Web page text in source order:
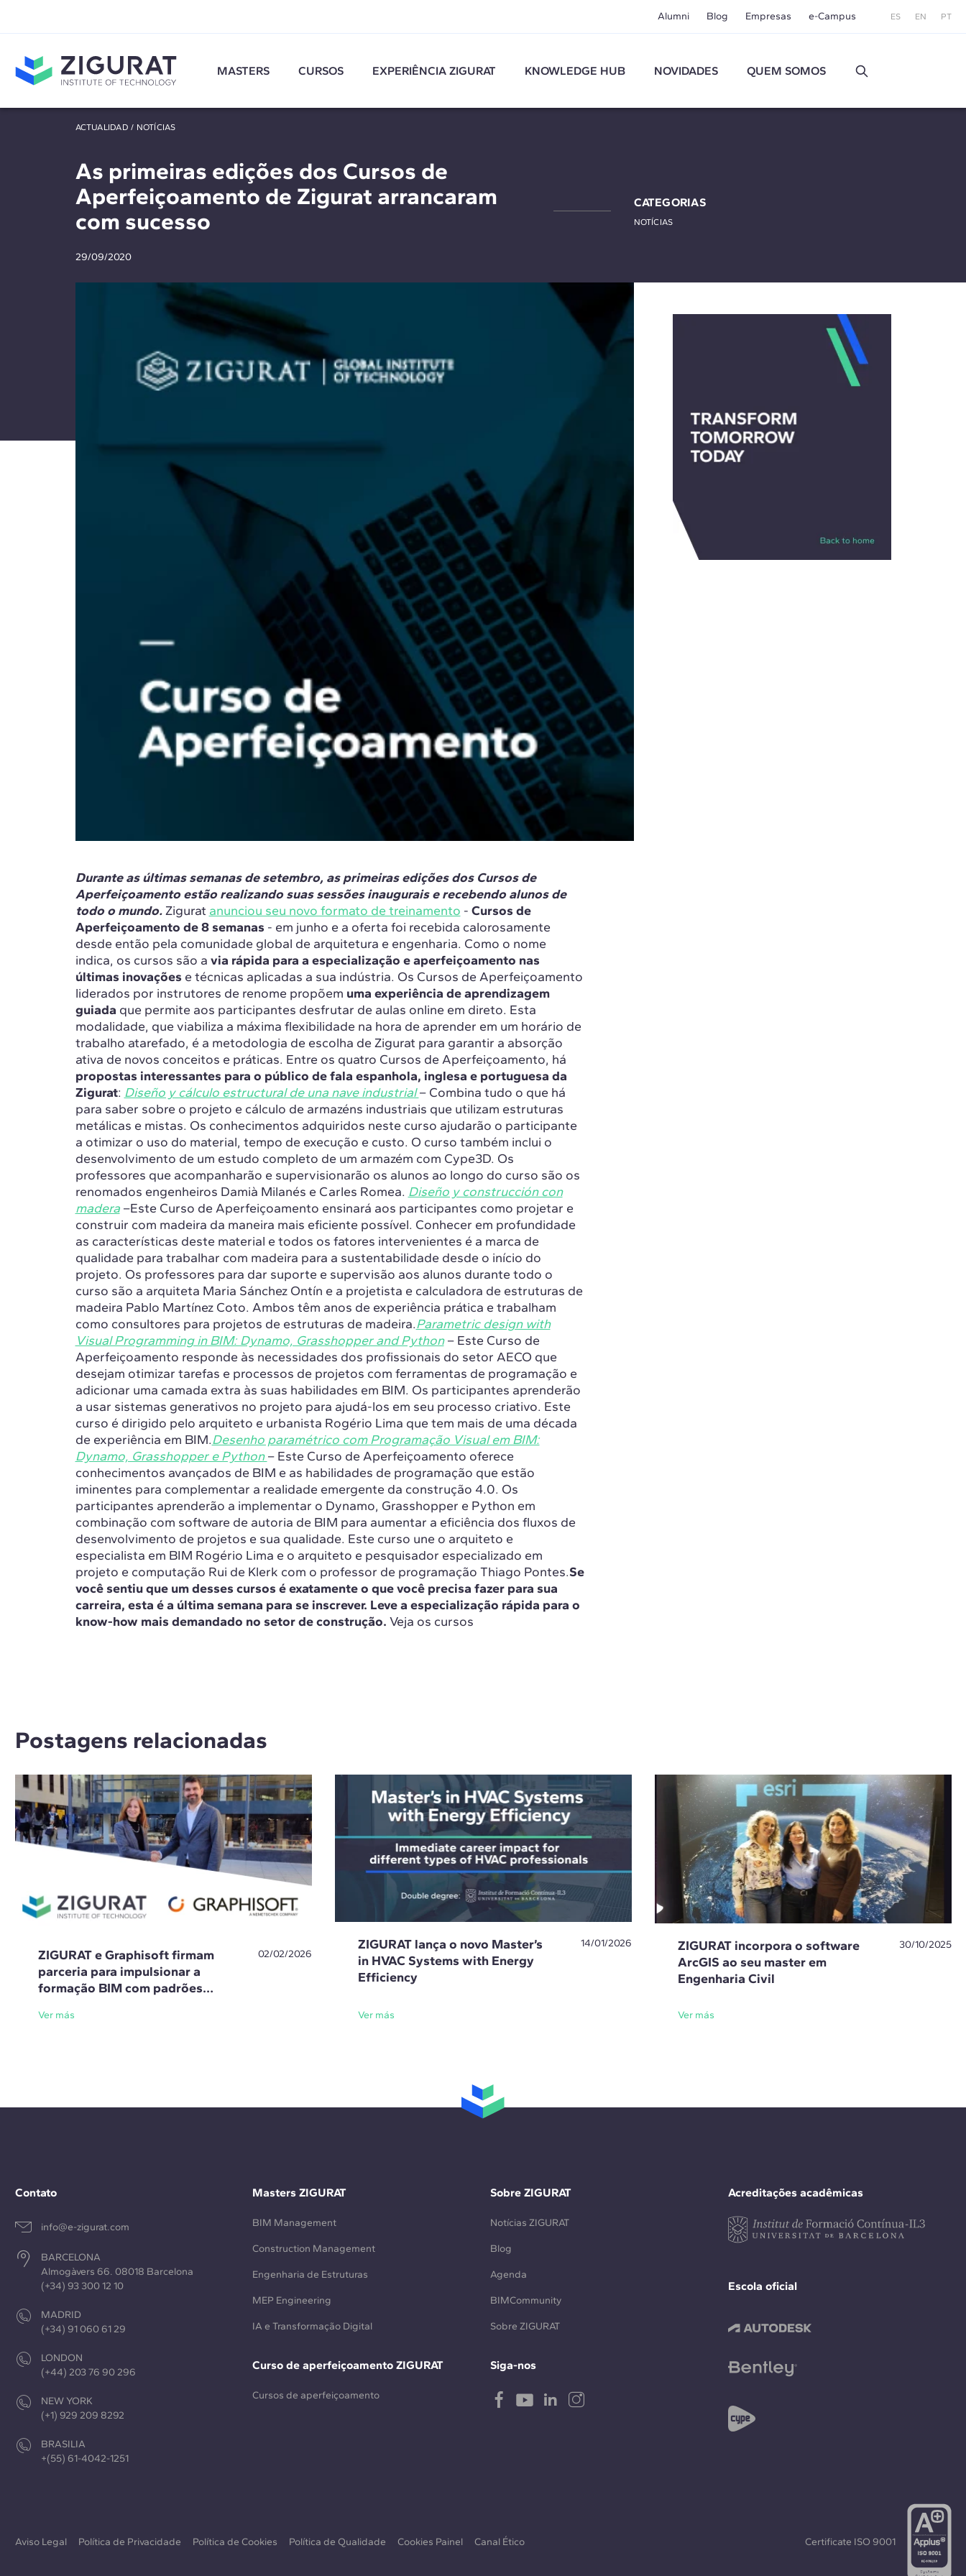
Alumni Blog Empresas e-Campus ES EN PT
MASTERS CURSOS EXPERIÊNCIA ZIGURAT KNOWLEDGE HUB NOVIDADES QUEM SOMOS
ACTUALIDAD / NOTÍCIAS
As primeiras edições dos Cursos de
Aperfeiçoamento de Zigurat arrancaram
com sucesso
29/09/2020
CATEGORIAS
NOTÍCIAS
Durante as últimas semanas de setembro, as primeiras edições dos Cursos de
Aperfeiçoamento estão realizando suas sessões inaugurais e recebendo alunos de
todo o mundo.Zigurat anunciou seu novo formato de treinamento - Cursos de
Aperfeiçoamento de 8 semanas - em junho e a oferta foi recebida calorosamente
desde então pela comunidade global de arquitetura e engenharia. Como o nome
indica, os cursos são a via rápida para a especialização e aperfeiçoamento nas
últimas inovações e técnicas aplicadas a sua indústria. Os Cursos de Aperfeiçoamento
liderados por instrutores de renome propõem uma experiência de aprendizagem
guiada que permite aos participantes desfrutar de aulas online em direto. Esta
modalidade, que viabiliza a máxima flexibilidade na hora de aprender em um horário de
trabalho atarefado, é a metodologia de escolha de Zigurat para garantir a absorção
ativa de novos conceitos e práticas. Entre os quatro Cursos de Aperfeiçoamento, há
propostas interessantes para o público de fala espanhola, inglesa e portuguesa da
Zigurat: Diseño y cálculo estructural de una nave industrial– Combina tudo o que há
para saber sobre o projeto e cálculo de armazéns industriais que utilizam estruturas
metálicas e mistas. Os conhecimentos adquiridos neste curso ajudarão o participante
a otimizar o uso do material, tempo de execução e custo. O curso também inclui o
desenvolvimento de um estudo completo de um armazém com Cype3D. Os
professores que acompanharão e supervisionarão os alunos ao longo do curso são os
renomados engenheiros Damià Milanés e Carles Romea. Diseño y construcción con
madera–Este Curso de Aperfeiçoamento ensinará aos participantes como projetar e
construir com madeira da maneira mais eficiente possível. Conhecer em profundidade
as características deste material e todos os fatores intervenientes é a marca de
qualidade para trabalhar com madeira para a sustentabilidade desde o início do
projeto. Os professores para dar suporte e supervisão aos alunos durante todo o
curso são a arquiteta Maria Sánchez Ontín e a projetista e calculadora de estruturas de
madeira Pablo Martínez Coto. Ambos têm anos de experiência prática e trabalham
como consultores para projetos de estruturas de madeira.Parametric design with
Visual Programming in BIM: Dynamo, Grasshopper and Python– Este Curso de
Aperfeiçoamento responde às necessidades dos profissionais do setor AECO que
desejam otimizar tarefas e processos de projetos com ferramentas de programação e
adicionar uma camada extra às suas habilidades em BIM. Os participantes aprenderão
a usar sistemas generativos no projeto para ajudá-los em seu processo criativo. Este
curso é dirigido pelo arquiteto e urbanista Rogério Lima que tem mais de uma década
de experiência em BIM.Desenho paramétrico com Programação Visual em BIM:
Dynamo, Grasshopper e Python– Este Curso de Aperfeiçoamento oferece
conhecimentos avançados de BIM e as habilidades de programação que estão
iminentes para complementar a realidade emergente da construção 4.0. Os
participantes aprenderão a implementar o Dynamo, Grasshopper e Python em
combinação com software de autoria de BIM para aumentar a eficiência dos fluxos de
desenvolvimento de projetos e sua qualidade. Este curso une o arquiteto e
especialista em BIM Rogério Lima e o arquiteto e pesquisador especializado em
projeto e computação Rui de Klerk com o professor de programação Thiago Pontes.Se
você sentiu que um desses cursos é exatamente o que você precisa fazer para sua
carreira, esta é a última semana para se inscrever. Leve a especialização rápida para o
know-how mais demandado no setor de construção. Veja os cursos
Postagens relacionadas
ZIGURAT e Graphisoft firmam
parceria para impulsionar a
formação BIM com padrões
02/02/2026
Ver más
ZIGURAT lança o novo Master’s
in HVAC Systems with Energy
Efficiency
14/01/2026
Ver más
ZIGURAT incorpora o software
ArcGIS ao seu master em
Engenharia Civil
30/10/2025
Ver más
Contato
info@e-zigurat.com
BARCELONA
Almogàvers 66. 08018 Barcelona
(+34) 93 300 12 10
MADRID
(+34) 91 060 61 29
LONDON
(+44) 203 76 90 296
NEW YORK
(+1) 929 209 8292
BRASILIA
+(55) 61-4042-1251
Acreditações acadêmicas
Escola oficial
Masters ZIGURAT
BIM Management
Construction Management
Engenharia de Estruturas
MEP Engineering
IA e Transformação Digital
Curso de aperfeiçoamento ZIGURAT
Cursos de aperfeiçoamento
Sobre ZIGURAT
Notícias ZIGURAT
Blog
Agenda
BIMCommunity
Sobre ZIGURAT
Siga-nos
Aviso Legal Política de Privacidade Política de Cookies Política de Qualidade Cookies Painel Canal Ético Certificate ISO 9001